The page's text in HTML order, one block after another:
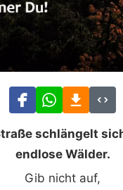
schlängelt
endlose Wälder.
Gib nicht auf,